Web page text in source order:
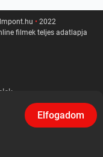
• 2022
filmek teljes adatlapja
Elfogadom